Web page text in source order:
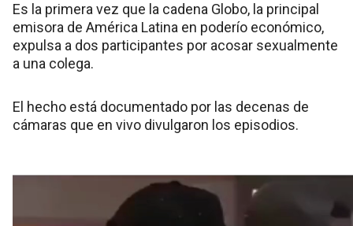
Es la primera vez que la cadena Globo, la principal
emisora de América Latina en poderío económico,
expulsa a dos participantes por acosar sexualmente
a una colega.
El hecho está documentado por las decenas de
cámaras que en vivo divulgaron los episodios.